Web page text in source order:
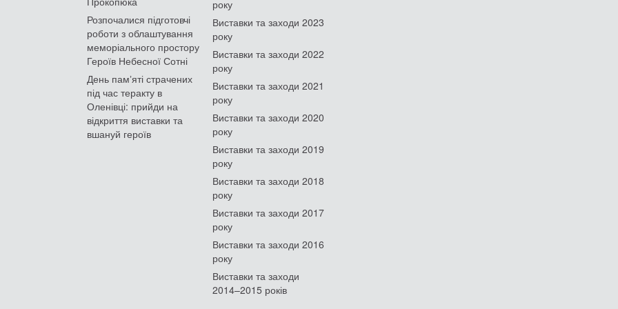
Розпочалися підготовчі
роботи з облаштування
меморіального простору
Героїв Небесної Сотні
День памʼяті страчених
під час теракту в
Оленівці: прийди на
відкриття виставки та
вшануй героїв
року
Виставки та заходи 2023
року
Виставки та заходи 2022
року
Виставки та заходи 2021
року
Виставки та заходи 2020
року
Виставки та заходи 2019
року
Виставки та заходи 2018
року
Виставки та заходи 2017
року
Виставки та заходи 2016
року
Виставки та заходи
2014–2015 років